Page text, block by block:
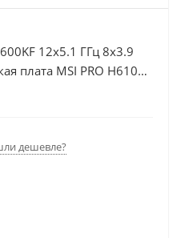
12x5.1 ГГц 8x3.9
плата MSI PRO H610M-
Память DDR4 16Gb,
дешевле?